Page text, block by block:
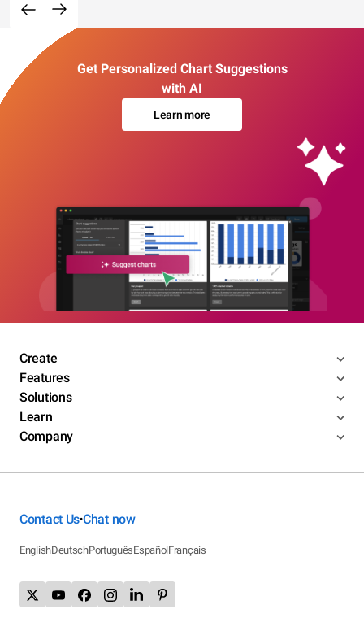
Get Personalized Chart Suggestions
with AI
Learn more
Create
Features
Solutions
Learn
Company
Contact Us•Chat now
EnglishDeutschPortuguêsEspañolFrançais